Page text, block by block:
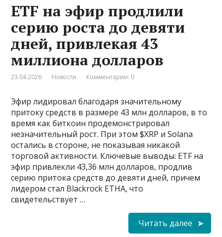
ETF на эфир продлили
серию роста до девяти
дней, привлекая 43
миллиона долларов
23.04.2026 Новости Комментарии: 0
Эфир лидировал благодаря значительному
притоку средств в размере 43 млн долларов, в то
время как биткоин продемонстрировал
незначительный рост. При этом $XRP и Solana
остались в стороне, не показывая никакой
торговой активности. Ключевые выводы: ETF на
эфир привлекли 43,36 млн долларов, продлив
серию притока средств до девяти дней, причем
лидером стал Blackrock ETHA, что
свидетельствует …
Читать далее